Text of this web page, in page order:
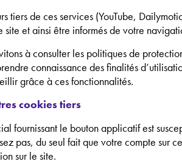
tiers de ces services (YouTube,
site et ainsi être informés de votre
à consulter les politiques de
connaissance des finalités
grâce à ces fonctionnalités.
cookies tiers
fournissant le bouton applicatif est
pas, du seul fait que votre compte sur
sur le site.